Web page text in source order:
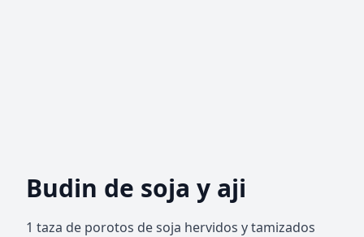
Budin de soja y aji
1 taza de porotos de soja hervidos y tamizados